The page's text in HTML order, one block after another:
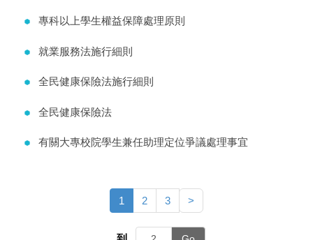
專科以上學生權益保障處理原則
就業服務法施行細則
全民健康保險法施行細則
全民健康保險法
有關大專校院學生兼任助理定位爭議處理事宜
1 2 3 >